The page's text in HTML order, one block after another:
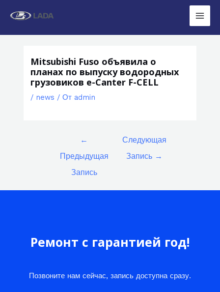
Main
Mitsubishi Fuso объявила о
планах по выпуску водородных
грузовиков e-Canter F-CELL
/ news / От admin
←
Предыдущая
Запись
Следующая
Запись →
Ремонт с гарантией год!
Позвоните нам сейчас, запись доступна сразу.